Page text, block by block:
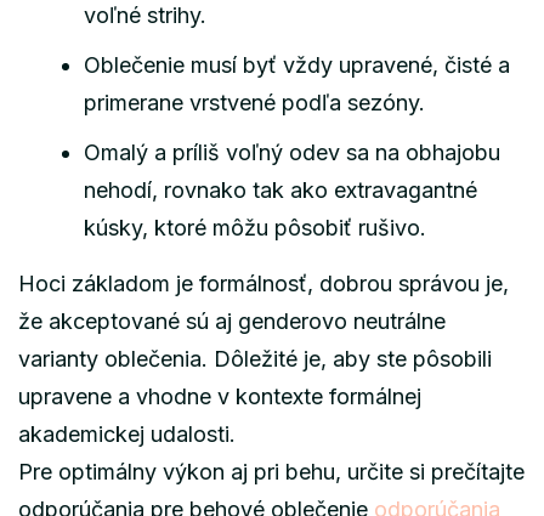
voľné strihy.
Oblečenie musí byť vždy upravené, čisté a
primerane vrstvené podľa sezóny.
Omalý a príliš voľný odev sa na obhajobu
nehodí, rovnako tak ako extravagantné
kúsky, ktoré môžu pôsobiť rušivo.
Hoci základom je formálnosť, dobrou správou je,
že akceptované sú aj genderovo neutrálne
varianty oblečenia. Dôležité je, aby ste pôsobili
upravene a vhodne v kontexte formálnej
akademickej udalosti.
Pre optimálny výkon aj pri behu, určite si prečítajte
odporúčania pre behové oblečenie odporúčania